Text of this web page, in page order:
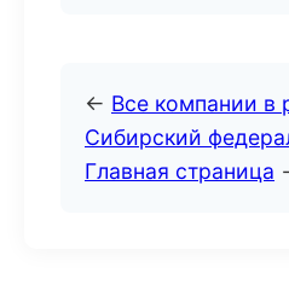
← Все компании в
Сибирский
Главная страница